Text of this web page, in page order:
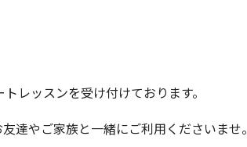
レッスンを受け付けております。
達やご家族と一緒にご利用くださいませ。